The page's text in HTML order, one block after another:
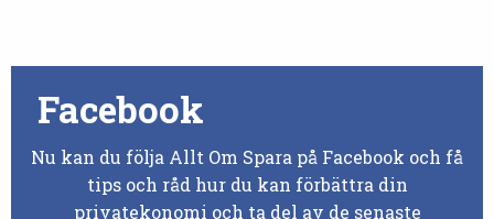
Facebook
Nu kan du följa Allt Om Spara på Facebook och få
tips och råd hur du kan förbättra din
privatekonomi och ta del av de senaste